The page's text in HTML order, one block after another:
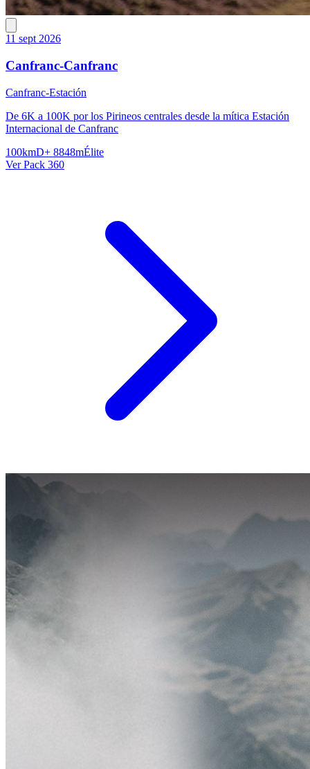
11 sept 2026
Canfranc-Canfranc
Canfranc-Estación
De 6K a 100K por los Pirineos centrales desde la mítica Estación
Internacional de Canfranc
100kmD+ 8848mÉlite
Ver Pack 360